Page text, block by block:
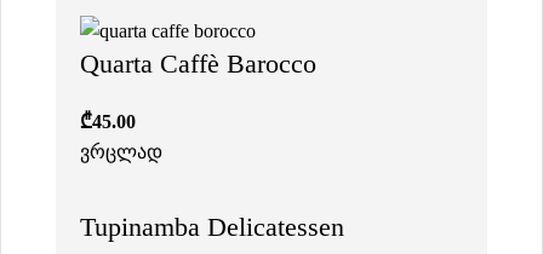
Quarta Caffè Barocco
₾45.00
ვრცლად
Tupinamba Delicatessen